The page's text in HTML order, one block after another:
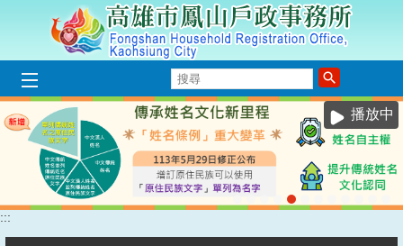
跳到主要內容區塊
尋
播放中
目
前
:::